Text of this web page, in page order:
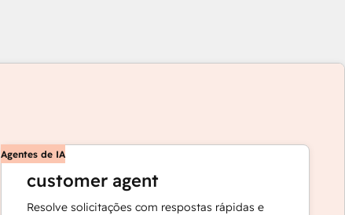
Agentes de IA
customer agent
Resolve solicitações com respostas rápidas e